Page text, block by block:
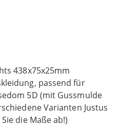
438x75x25mm
passend für
5D (mit Gussmulde
Varianten Justus
die Maße ab!)